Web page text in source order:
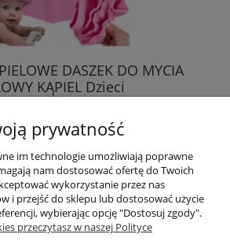
DASZEK DO MYCIA
KĄPIEL Dzieci
5,99 zł
DO KOSZYKA
prywatność
im technologie umożliwiają poprawne
nam dostosować ofertę do Twoich
wykorzystanie przez nas
i przejść do sklepu lub dostosować użycie
wybierając opcję "Dostosuj zgody".
przeczytasz w naszej Polityce